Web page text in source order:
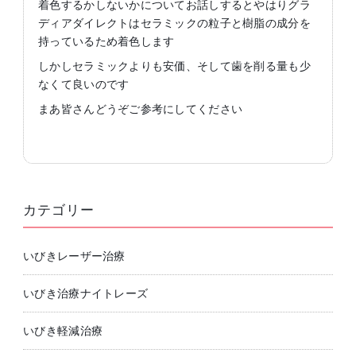
着色するかしないかについてお話しするとやはりグラ
ディアダイレクトはセラミックの粒子と樹脂の成分を
持っているため着色します
しかしセラミックよりも安価、そして歯を削る量も少
なくて良いのです
まあ皆さんどうぞご参考にしてください
カテゴリー
いびきレーザー治療
いびき治療ナイトレーズ
いびき軽減治療